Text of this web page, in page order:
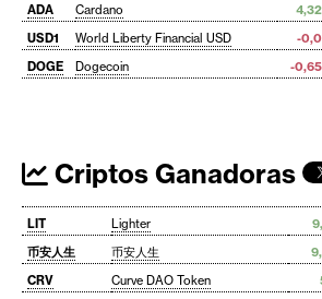
ADA Cardano
USD1
World Liberty Financial USD -
DOGE
Dogecoin -
Criptos Ganadoras
LIT Lighter
币安人生
币安人生
CRV
Curve DAO Token